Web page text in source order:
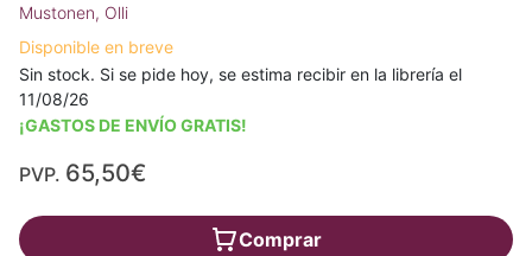
Mustonen, Olli
Disponible en breve
Sin stock. Si se pide hoy, se estima recibir en la librería el
11/08/26
¡GASTOS DE ENVÍO GRATIS!
PVP. 65,50€
Comprar